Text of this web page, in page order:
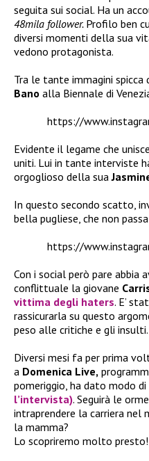
seguita sui social. Ha un
48mila follower. Profilo ben
diversi momenti della sua
vedono protagonista.
Tra le tante immagini spicca
Bano alla Biennale di
https://
Evidente il legame che
uniti. Lui in tante interviste
orgoglioso della sua
In questo secondo scatto,
bella pugliese, che non
https://
Con i social però pare abbia
conflittuale la giovane
vittima degli haters. E’
rassicurarla su questo
peso alle critiche e gli insulti.
Diversi mesi fa per prima
a Domenica Live,
pomeriggio, ha dato modo
l’intervista). Seguirà le
intraprendere la carriera
la mamma?
Lo scopriremo molto presto!